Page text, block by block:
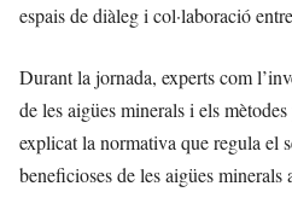
espais de diàleg i col·laboració
Durant la jornada, experts com
de les aigües minerals i els
explicat la normativa que regula el
beneficioses de les aigües